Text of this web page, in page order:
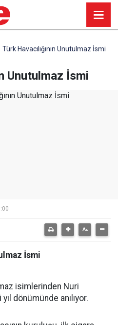
Türk Havacılığının Unutulmaz İsmi
Unutulmaz İsmi
İsmi
isimlerinden Nuri
dönümünde anılıyor.